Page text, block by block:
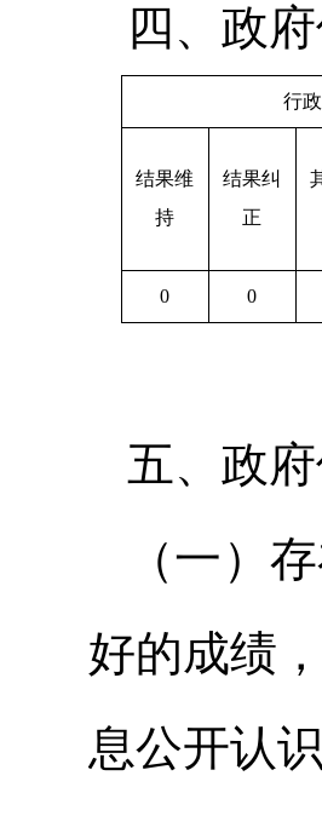
四、政
行
结果维
持
结果纠
正
0 0
五、政
（一）
好的成绩
息公开认